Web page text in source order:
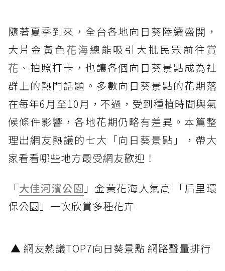
隨著夏季到來，全台各地向日葵陸續盛開，
大片金黃色花海總能吸引大批民眾前往 賞
花 、拍照打卡，也讓各個向日葵景點成為社
群上的熱門話題。多數向日葵景點的花期落
在每年6月至10月，不過，受到種植時間與氣
候條件影響，各地花期仍略有差異。本篇整
理出網友熱議的七大「向日葵景點」，帶大
家看看哪些地方最受網友歡迎！
「大佳河濱公園 」金黃花海人氣高 「后里環
保公園」一次欣賞多種花卉
▲ 網友熱議TOP7向日葵景點 網路聲量排行